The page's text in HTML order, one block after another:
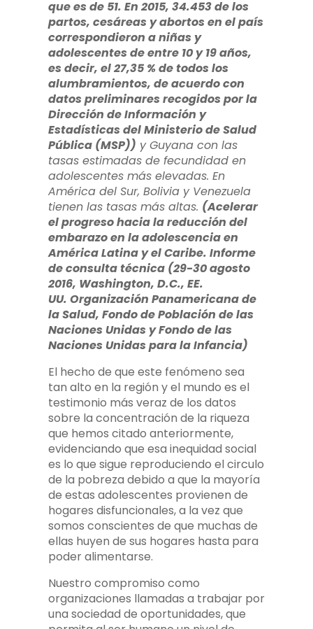
que es de 51. En 2015, 34.453 de los
partos, cesáreas y abortos en el país
correspondieron a niñas y
adolescentes de entre 10 y 19 años,
es decir, el 27,35 % de todos los
alumbramientos, de acuerdo con
datos preliminares recogidos por la
Dirección de Información y
Estadísticas del Ministerio de Salud
Pública (MSP)) y Guyana con las
tasas estimadas de fecundidad en
adolescentes más elevadas. En
América del Sur, Bolivia y Venezuela
tienen las tasas más altas. (Acelerar
el progreso hacia la reducción del
embarazo en la adolescencia en
América Latina y el Caribe. Informe
de consulta técnica (29-30 agosto
2016, Washington, D.C., EE.
UU. Organización Panamericana de
la Salud, Fondo de Población de las
Naciones Unidas y Fondo de las
Naciones Unidas para la Infancia)
El hecho de que este fenómeno sea
tan alto en la región y el mundo es el
testimonio más veraz de los datos
sobre la concentración de la riqueza
que hemos citado anteriormente,
evidenciando que esa inequidad social
es lo que sigue reproduciendo el circulo
de la pobreza debido a que la mayoría
de estas adolescentes provienen de
hogares disfuncionales, a la vez que
somos conscientes de que muchas de
ellas huyen de sus hogares hasta para
poder alimentarse.
Nuestro compromiso como
organizaciones llamadas a trabajar por
una sociedad de oportunidades, que